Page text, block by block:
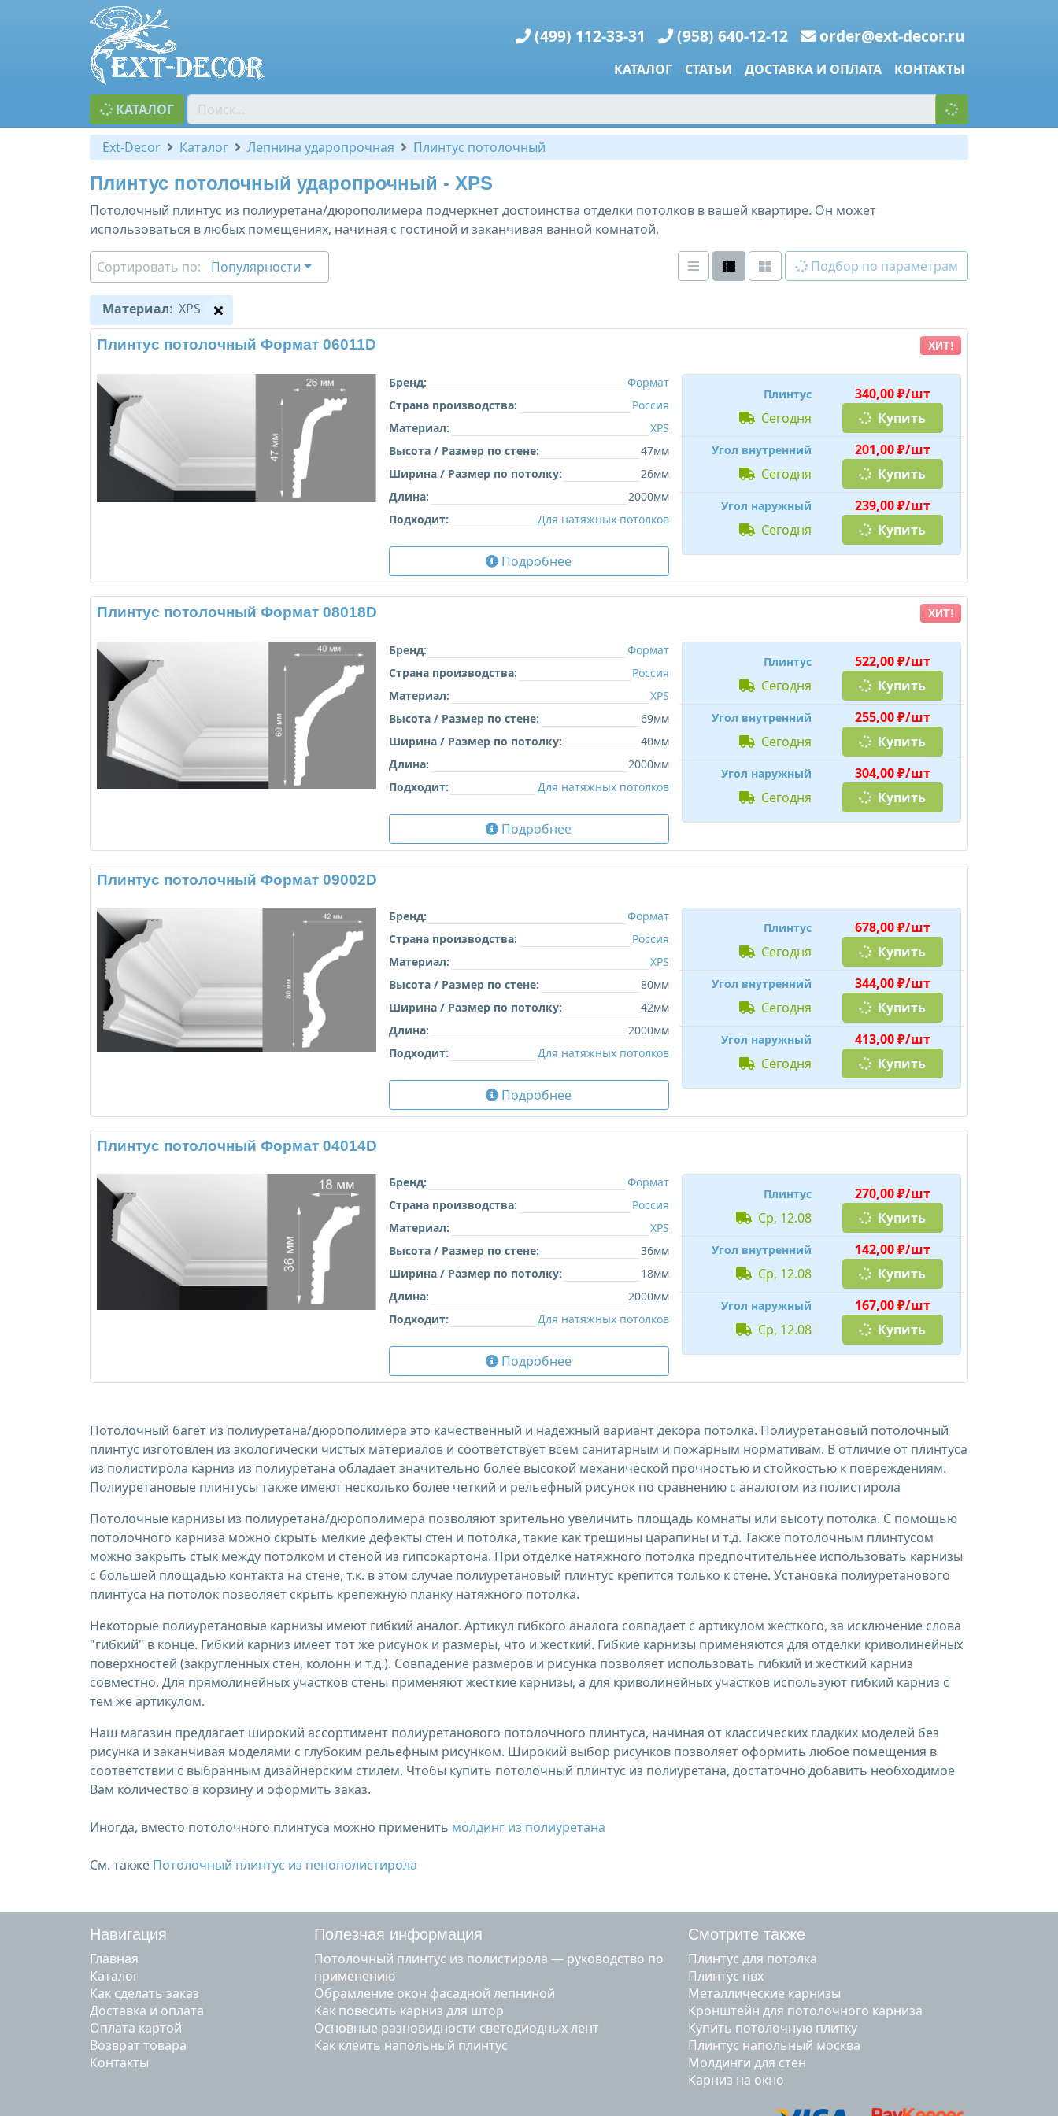
(499) 112-33-31 (958) 640-12-12 order@ext-decor.ru
КАТАЛОГ СТАТЬИ ДОСТАВКА И ОПЛАТА КОНТАКТЫ
КАТАЛОГ
Ext-Decor Каталог Лепнина ударопрочная Плинтус потолочный
Плинтус потолочный ударопрочный - XPS
Потолочный плинтус из полиуретана/дюрополимера подчеркнет достоинства отделки потолков в вашей квартире. Он может
использоваться в любых помещениях, начиная с гостиной и заканчивая ванной комнатой.
Сортировать по: Популярности Подбор по параметрам
Материал: XPS
Плинтус потолочный Формат 06011D ХИТ!
Бренд:
Формат
Страна производства:
Россия
Материал:
XPS
Высота / Размер по стене:
47мм
Ширина / Размер по потолку:
26мм
Длина:
2000мм
Подходит:
Для натяжных потолков
Подробнее
Плинтус
340,00 ₽/шт
сегодня
Купить
Угол внутренний
201,00 ₽/шт
сегодня
Купить
Угол наружный
239,00 ₽/шт
сегодня
Купить
Плинтус потолочный Формат 08018D ХИТ!
Бренд:
Формат
Страна производства:
Россия
Материал:
XPS
Высота / Размер по стене:
69мм
Ширина / Размер по потолку:
40мм
Длина:
2000мм
Подходит:
Для натяжных потолков
Подробнее
Плинтус
522,00 ₽/шт
сегодня
Купить
Угол внутренний
255,00 ₽/шт
сегодня
Купить
Угол наружный
304,00 ₽/шт
сегодня
Купить
Плинтус потолочный Формат 09002D
Бренд:
Формат
Страна производства:
Россия
Материал:
XPS
Высота / Размер по стене:
80мм
Ширина / Размер по потолку:
42мм
Длина:
2000мм
Подходит:
Для натяжных потолков
Подробнее
Плинтус
678,00 ₽/шт
сегодня
Купить
Угол внутренний
344,00 ₽/шт
сегодня
Купить
Угол наружный
413,00 ₽/шт
сегодня
Купить
Плинтус потолочный Формат 04014D
Бренд:
Формат
Страна производства:
Россия
Материал:
XPS
Высота / Размер по стене:
36мм
Ширина / Размер по потолку:
18мм
Длина:
2000мм
Подходит:
Для натяжных потолков
Подробнее
Плинтус
270,00 ₽/шт
ср, 12.08
Купить
Угол внутренний
142,00 ₽/шт
ср, 12.08
Купить
Угол наружный
167,00 ₽/шт
ср, 12.08
Купить
Потолочный багет из полиуретана/дюрополимера это качественный и надежный вариант декора потолка. Полиуретановый потолочный
плинтус изготовлен из экологически чистых материалов и соответствует всем санитарным и пожарным нормативам. В отличие от плинтуса
из полистирола карниз из полиуретана обладает значительно более высокой механической прочностью и стойкостью к повреждениям.
Полиуретановые плинтусы также имеют несколько более четкий и рельефный рисунок по сравнению с аналогом из полистирола
Потолочные карнизы из полиуретана/дюрополимера позволяют зрительно увеличить площадь комнаты или высоту потолка. С помощью
потолочного карниза можно скрыть мелкие дефекты стен и потолка, такие как трещины царапины и т.д. Также потолочным плинтусом
можно закрыть стык между потолком и стеной из гипсокартона. При отделке натяжного потолка предпочтительнее использовать карнизы
с большей площадью контакта на стене, т.к. в этом случае полиуретановый плинтус крепится только к стене. Установка полиуретанового
плинтуса на потолок позволяет скрыть крепежную планку натяжного потолка.
Некоторые полиуретановые карнизы имеют гибкий аналог. Артикул гибкого аналога совпадает с артикулом жесткого, за исключение слова
"гибкий" в конце. Гибкий карниз имеет тот же рисунок и размеры, что и жесткий. Гибкие карнизы применяются для отделки криволинейных
поверхностей (закругленных стен, колонн и т.д.). Совпадение размеров и рисунка позволяет использовать гибкий и жесткий карниз
совместно. Для прямолинейных участков стены применяют жесткие карнизы, а для криволинейных участков используют гибкий карниз с
тем же артикулом.
Наш магазин предлагает широкий ассортимент полиуретанового потолочного плинтуса, начиная от классических гладких моделей без
рисунка и заканчивая моделями с глубоким рельефным рисунком. Широкий выбор рисунков позволяет оформить любое помещения в
соответствии с выбранным дизайнерским стилем. Чтобы купить потолочный плинтус из полиуретана, достаточно добавить необходимое
Вам количество в корзину и оформить заказ.
Иногда, вместо потолочного плинтуса можно применить молдинг из полиуретана
См. также Потолочный плинтус из пенополистирола
Навигация
Главная
Каталог
Как сделать заказ
Доставка и оплата
Оплата картой
Возврат товара
Контакты
Полезная информация
Потолочный плинтус из полистирола — руководство по
применению
Обрамление окон фасадной лепниной
Как повесить карниз для штор
Основные разновидности светодиодных лент
Как клеить напольный плинтус
Смотрите также
плинтус для потолка
плинтус пвх
металлические карнизы
кронштейн для потолочного карниза
купить потолочную плитку
плинтус напольный москва
молдинги для стен
карниз на окно